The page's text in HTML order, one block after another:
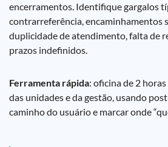
encerramentos. Identifique gargalos
contrarreferência, encaminhamentos
duplicidade de atendimento, falta de
prazos indefinidos.
Ferramenta rápida: oficina de 2
das unidades e da gestão, usando
caminho do usuário e marcar onde